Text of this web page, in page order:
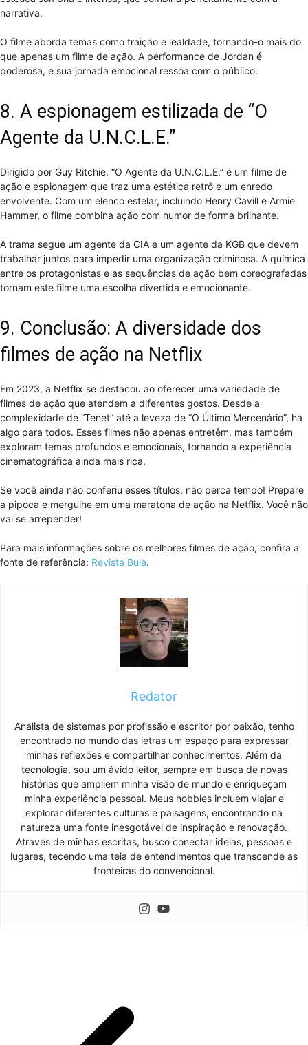
narrativa.
O filme aborda temas como traição e lealdade, tornando-o mais do
que apenas um filme de ação. A performance de Jordan é
poderosa, e sua jornada emocional ressoa com o público.
8. A espionagem estilizada de “O
Agente da U.N.C.L.E.”
Dirigido por Guy Ritchie, “O Agente da U.N.C.L.E.” é um filme de
ação e espionagem que traz uma estética retrô e um enredo
envolvente. Com um elenco estelar, incluindo Henry Cavill e Armie
Hammer, o filme combina ação com humor de forma brilhante.
A trama segue um agente da CIA e um agente da KGB que devem
trabalhar juntos para impedir uma organização criminosa. A química
entre os protagonistas e as sequências de ação bem coreografadas
tornam este filme uma escolha divertida e emocionante.
9. Conclusão: A diversidade dos
filmes de ação na Netflix
Em 2023, a Netflix se destacou ao oferecer uma variedade de
filmes de ação que atendem a diferentes gostos. Desde a
complexidade de “Tenet” até a leveza de “O Último Mercenário”, há
algo para todos. Esses filmes não apenas entretêm, mas também
exploram temas profundos e emocionais, tornando a experiência
cinematográfica ainda mais rica.
Se você ainda não conferiu esses títulos, não perca tempo! Prepare
a pipoca e mergulhe em uma maratona de ação na Netflix. Você não
vai se arrepender!
Para mais informações sobre os melhores filmes de ação, confira a
fonte de referência: Revista Bula.
Redator
Analista de sistemas por profissão e escritor por paixão, tenho
encontrado no mundo das letras um espaço para expressar
minhas reflexões e compartilhar conhecimentos. Além da
tecnologia, sou um ávido leitor, sempre em busca de novas
histórias que ampliem minha visão de mundo e enriqueçam
minha experiência pessoal. Meus hobbies incluem viajar e
explorar diferentes culturas e paisagens, encontrando na
natureza uma fonte inesgotável de inspiração e renovação.
Através de minhas escritas, busco conectar ideias, pessoas e
lugares, tecendo uma teia de entendimentos que transcende as
fronteiras do convencional.